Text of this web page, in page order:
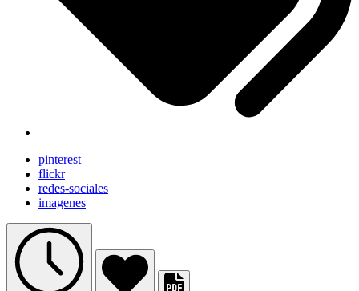
pinterest
flickr
redes-sociales
imagenes